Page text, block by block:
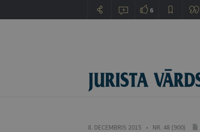
8. DECEMBRIS 2015 • NR. 48 (900)
6